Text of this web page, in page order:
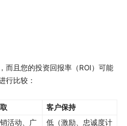
而且您的投资回报率（ROI）可能
行比较：
客户保持
活动、广
低（激励、忠诚度计